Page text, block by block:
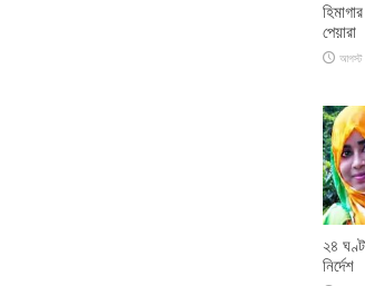
পেয়ারা
২৪
নির্দেশ